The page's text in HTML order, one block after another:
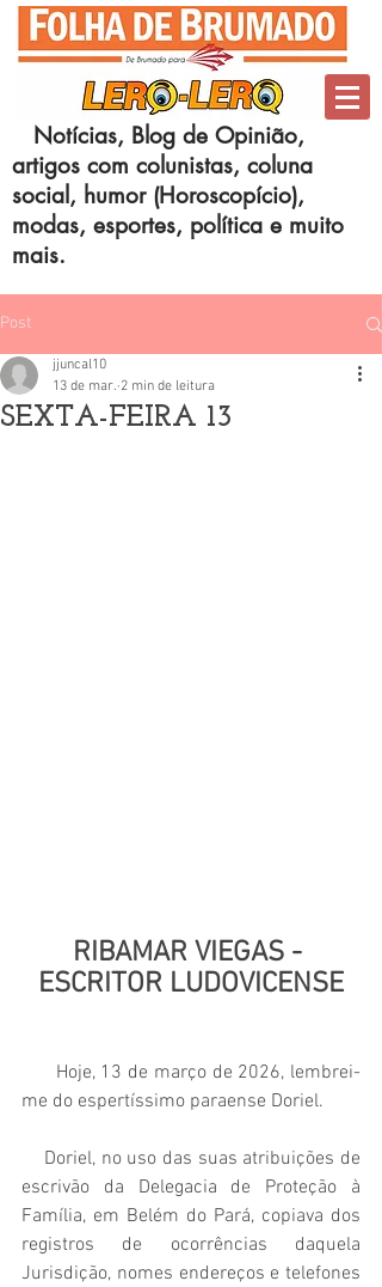
Notícias, Blog de Opinião,
artigos com colunistas, coluna
social, humor (Horoscopício),
modas, esportes, política e muito
mais.
Post
SEXTA-FEIRA 13
jjuncal10
13 de mar. 2 min de leitura
RIBAMAR VIEGAS -
ESCRITOR LUDOVICENSE
Hoje, 13 de março de 2026, lembrei-
me do espertíssimo paraense Doriel.
Doriel, no uso das suas atribuições de
escrivão da Delegacia de Proteção à
Família, em Belém do Pará, copiava dos
registros de ocorrências daquela
Jurisdição, nomes endereços e telefones